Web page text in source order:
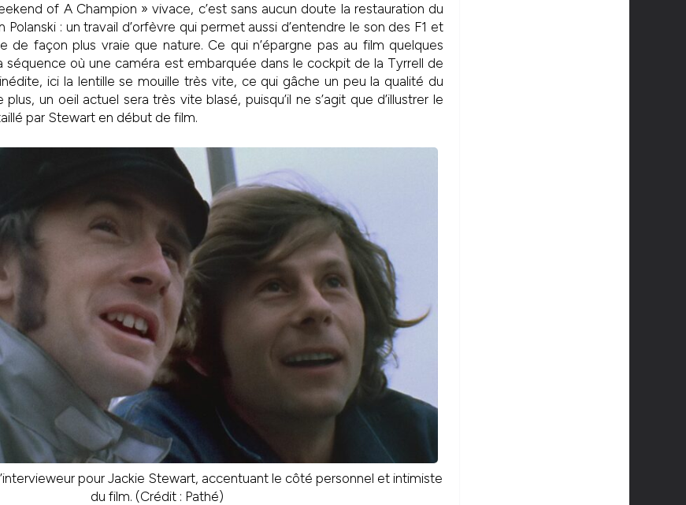
of A Champion » vivace, c’est sans aucun doute la restauration du
: un travail d’orfèvre qui permet aussi d’entendre le son des F1 et
de façon plus vraie que nature. Ce qui n’épargne pas au film quelques
séquence où une caméra est embarquée dans le cockpit de la Tyrrell de
ici la lentille se mouille très vite, ce qui gâche un peu la qualité du
un oeil actuel sera très vite blasé, puisqu’il ne s’agit que d’illustrer le
par Stewart en début de film.
pour Jackie Stewart, accentuant le côté personnel et intimiste
du film. (Crédit : Pathé)